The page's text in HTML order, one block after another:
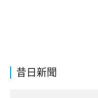
昔日新聞